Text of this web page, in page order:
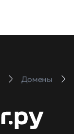
Домены